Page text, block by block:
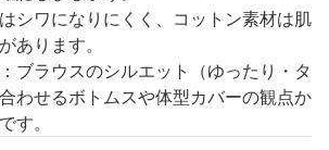
シワになりにくく、コットン素材は肌
あります。
：ブラウスのシルエット（ゆったり・タ
わせるボトムスや体型カバーの観点か
す。